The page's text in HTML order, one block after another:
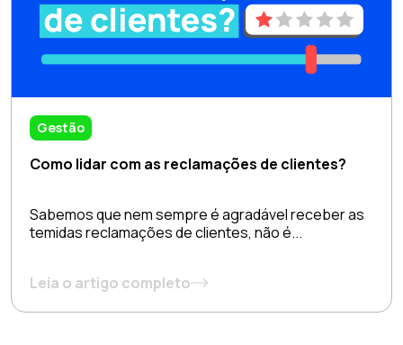
Gestão
Como lidar com as reclamações de clientes?
Sabemos que nem sempre é agradável receber as
temidas reclamações de clientes, não é...
Leia o artigo completo